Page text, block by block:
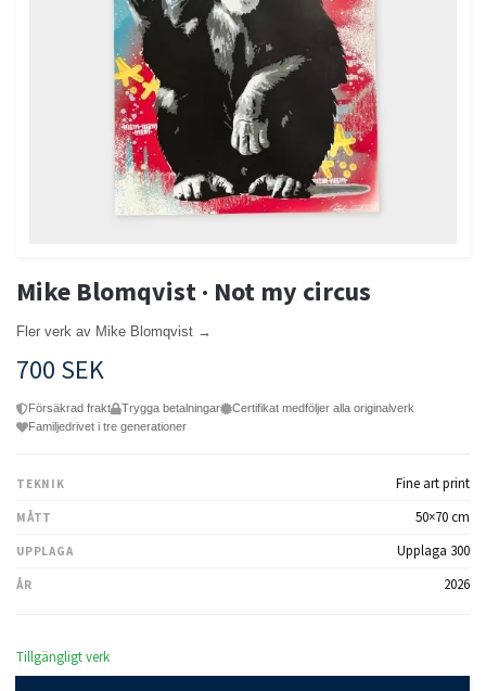
Mike Blomqvist · Not my circus
Fler verk av Mike Blomqvist →
700 SEK
Försäkrad frakt Trygga betalningar
Certifikat medföljer alla originalverk
Familjedrivet i tre generationer
TEKNIK Fine art print
MÅTT 50×70 cm
UPPLAGA Upplaga 300
ÅR 2026
Tillgängligt verk